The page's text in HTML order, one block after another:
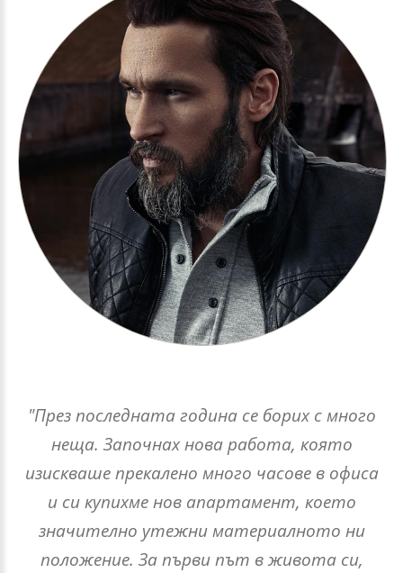
"През последната година се борих с много
неща. Започнах нова работа, която
изискваше прекалено много часове в офиса
и си купихме нов апартамент, което
значително утежни материалното ни
положение. За първи път в живота си,